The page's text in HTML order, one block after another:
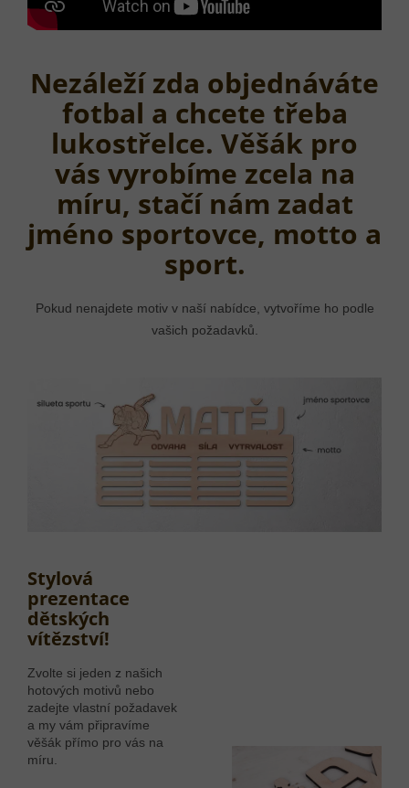
Nezáleží zda objednáváte
fotbal a chcete třeba
lukostřelce. Věšák pro
vás vyrobíme zcela na
míru, stačí nám zadat
jméno sportovce, motto a
sport.
Pokud nenajdete motiv v naší nabídce, vytvoříme ho podle
vašich požadavků.
Stylová
prezentace
dětských
vítězství!
Zvolte si jeden z našich
hotových motivů nebo
zadejte vlastní požadavek
a my vám připravíme
věšák přímo pro vás na
míru.